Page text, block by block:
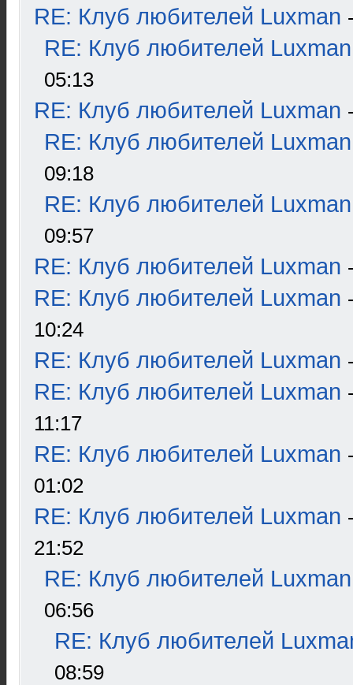
RE: Клуб любителей Luxman
RE: Клуб любителей Luxman
05:13
RE: Клуб любителей Luxman
RE: Клуб любителей Luxman
09:18
RE: Клуб любителей Luxman
09:57
RE: Клуб любителей Luxman
RE: Клуб любителей Luxman
10:24
RE: Клуб любителей Luxman
RE: Клуб любителей Luxman
11:17
RE: Клуб любителей Luxman
01:02
RE: Клуб любителей Luxman
21:52
RE: Клуб любителей Luxman
06:56
RE: Клуб любителей
08:59